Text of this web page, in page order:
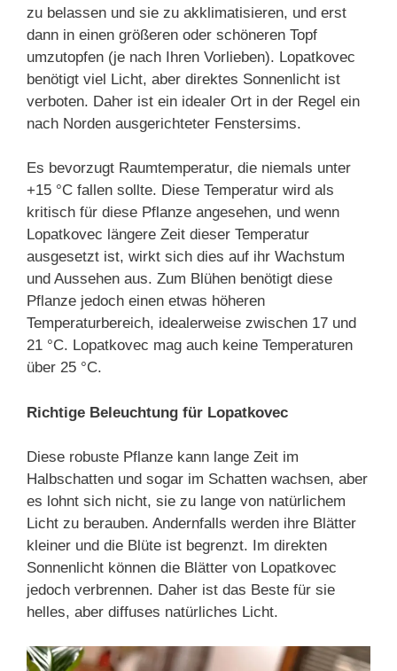
zu belassen und sie zu akklimatisieren, und erst
dann in einen größeren oder schöneren Topf
umzutopfen (je nach Ihren Vorlieben). Lopatkovec
benötigt viel Licht, aber direktes Sonnenlicht ist
verboten. Daher ist ein idealer Ort in der Regel ein
nach Norden ausgerichteter Fenstersims.
Es bevorzugt Raumtemperatur, die niemals unter
+15 °C fallen sollte. Diese Temperatur wird als
kritisch für diese Pflanze angesehen, und wenn
Lopatkovec längere Zeit dieser Temperatur
ausgesetzt ist, wirkt sich dies auf ihr Wachstum
und Aussehen aus. Zum Blühen benötigt diese
Pflanze jedoch einen etwas höheren
Temperaturbereich, idealerweise zwischen 17 und
21 °C. Lopatkovec mag auch keine Temperaturen
über 25 °C.
Richtige Beleuchtung für Lopatkovec
Diese robuste Pflanze kann lange Zeit im
Halbschatten und sogar im Schatten wachsen, aber
es lohnt sich nicht, sie zu lange von natürlichem
Licht zu berauben. Andernfalls werden ihre Blätter
kleiner und die Blüte ist begrenzt. Im direkten
Sonnenlicht können die Blätter von Lopatkovec
jedoch verbrennen. Daher ist das Beste für sie
helles, aber diffuses natürliches Licht.